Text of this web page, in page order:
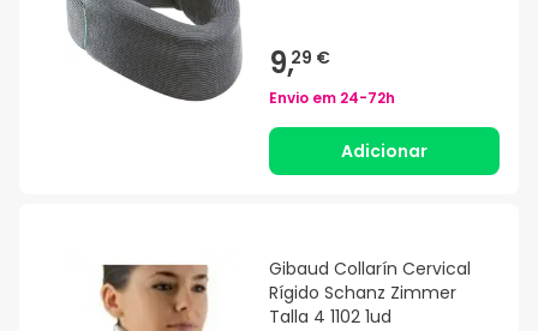
9,29 €
Envio em 24-72h
Adicionar
Gibaud Collarín Cervical
Rígido Schanz Zimmer
Talla 4 1102 1ud